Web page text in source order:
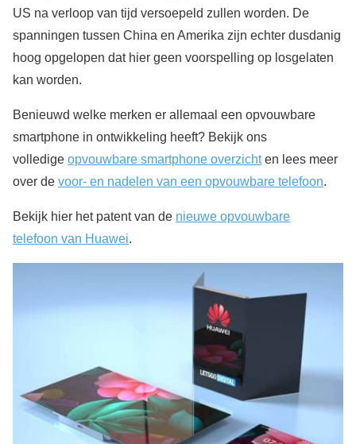
US na verloop van tijd versoepeld zullen worden. De
spanningen tussen China en Amerika zijn echter dusdanig
hoog opgelopen dat hier geen voorspelling op losgelaten
kan worden.
Benieuwd welke merken er allemaal een opvouwbare
smartphone in ontwikkeling heeft? Bekijk ons
volledige opvouwbare smartphone overzichten lees meer
over de voor- en nadelen van een opvouwbare telefoon.
Bekijk hier het patent van de nieuwe opvouwbare
telefoon van Huawei.